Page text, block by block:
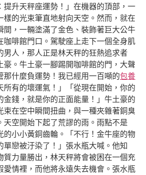
提升天秤座運勢！」在機器的頂部，一
樣的光束筆直地射向天空。然而，就在
間，一輛塗滿了金色、裝飾著巨大公牛
咖啡館門口。駕駛座上走下一個全身肌
男人，那人正是林天秤的狂熱追求者
。牛土豪一腳踢開咖啡館的門，大聲
那什麼負運勢！我已經用一百噸的包養
所有的壞運氣！」「從現在開始，你的
金錢，就是你的正面能量！」牛土豪的
束在空中瞬間扭曲，與一種夾雜著銅臭
天空開始下起了荒謬的雨。雨點不是
的小小黃銅齒輪。「不行！金牛座的物
單戀被汙染了！」張水瓶大喊。他知
質力量勝出，林天秤將會被困在一個充
愛情裡，而他將永遠失去機會。張水瓶